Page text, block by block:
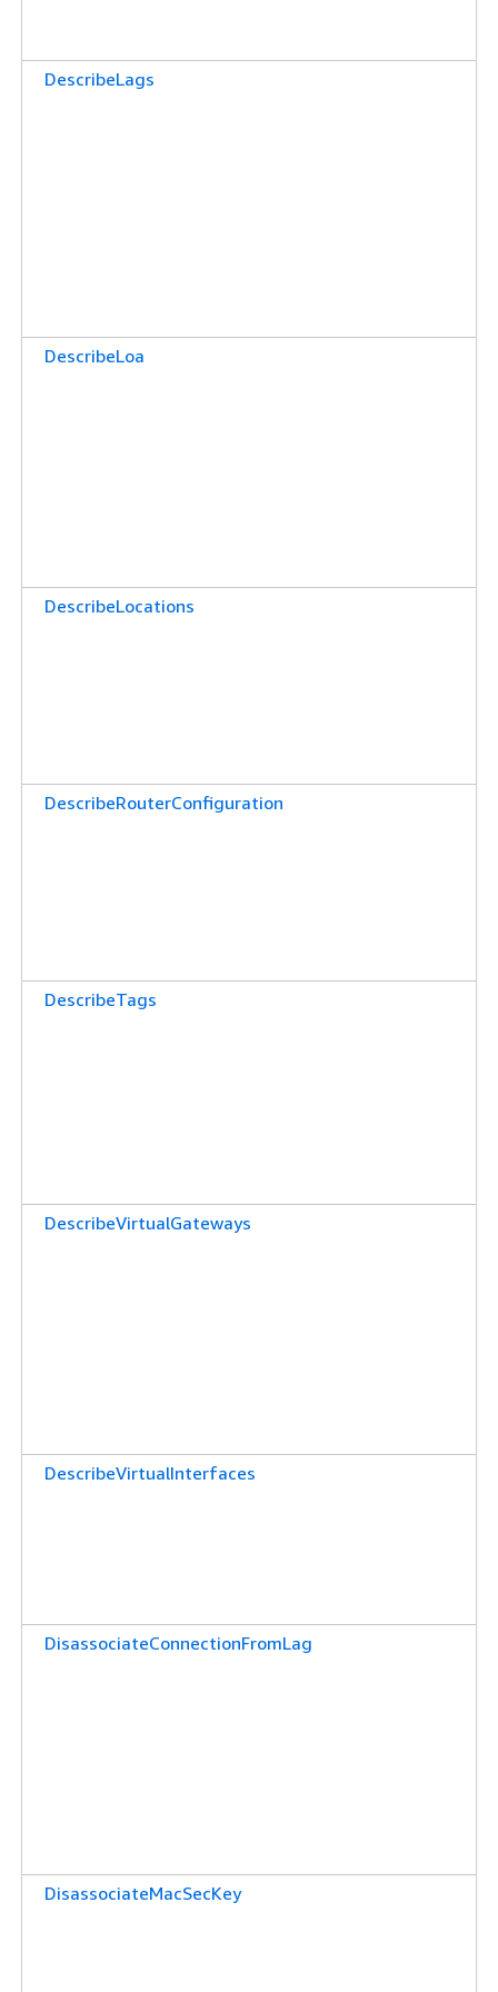
DescribeLags
DescribeLoa
DescribeLocations
DescribeRouterConfiguration
DescribeTags
DescribeVirtualGateways
DescribeVirtualInterfaces
DisassociateConnectionFromLag
DisassociateMacSecKey